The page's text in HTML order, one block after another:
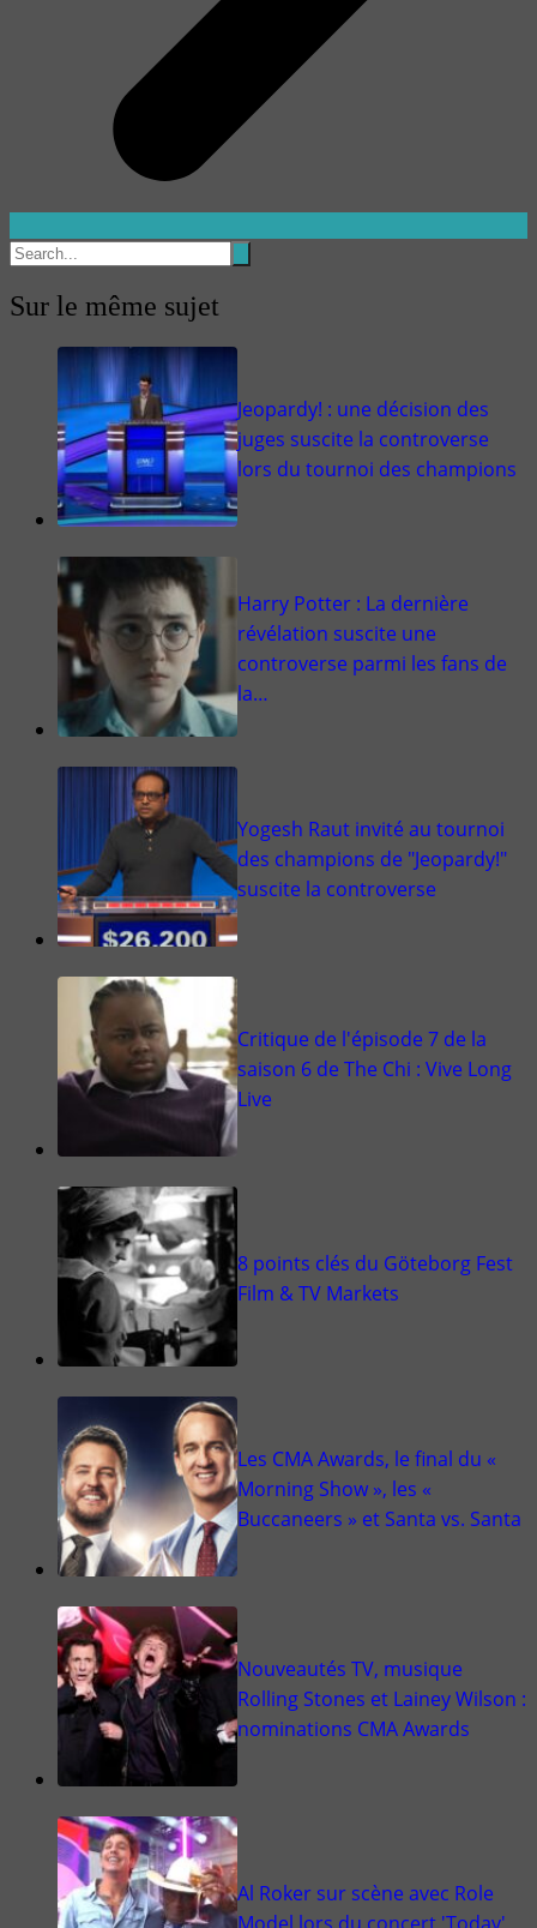
Sur le même sujet
Jeopardy! : une décision des
juges suscite la controverse
lors du tournoi des champions
Harry Potter : La dernière
révélation suscite une
controverse parmi les fans de
la…
Yogesh Raut invité au tournoi
des champions de "Jeopardy!"
suscite la controverse
Critique de l'épisode 7 de la
saison 6 de The Chi : Vive Long
Live
8 points clés du Göteborg Fest
Film & TV Markets
Les CMA Awards, le final du «
Morning Show », les «
Buccaneers » et Santa vs. Santa
Nouveautés TV, musique
Rolling Stones et Lainey Wilson :
nominations CMA Awards
Al Roker sur scène avec Role